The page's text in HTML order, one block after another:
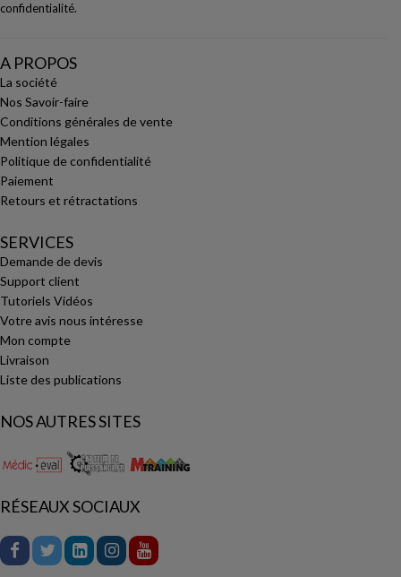
confidentialité.
A PROPOS
La société
Nos Savoir-faire
Conditions générales de vente
Mention légales
Politique de confidentialité
Paiement
Retours et rétractations
SERVICES
Demande de devis
Support client
Tutoriels Vidéos
Votre avis nous intéresse
Mon compte
Livraison
Liste des publications
NOS AUTRES SITES
RÉSEAUX SOCIAUX